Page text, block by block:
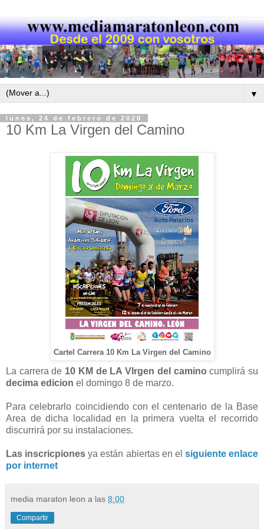
▼
lunes, 24 de febrero de 2020
10 Km La Virgen del Camino
Cartel Carrera 10 Km La Virgen del Camino
La carrera de 10 KM de LA VIrgen del camino cumplirá su
decima edicion el domingo 8 de marzo.
Para celebrarlo coincidiendo con el centenario de la Base
Area de dicha localidad en la primera vuelta el recorrido
discurrirá por su instalaciones.
Las inscricpiones ya están abiertas en el siguiente enlace
por internet
media maraton leon a las 8:00
Compartir